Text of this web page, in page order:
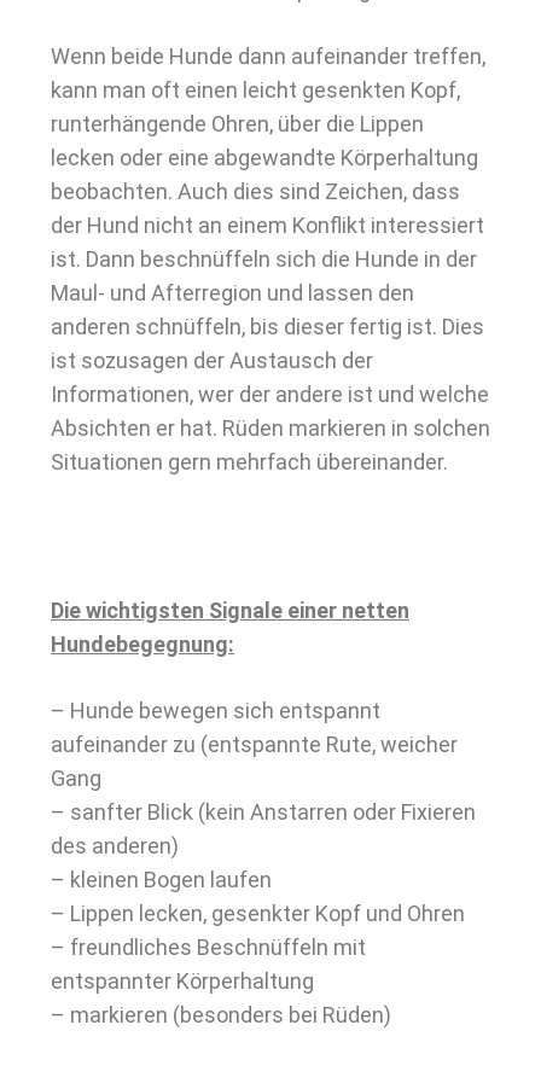
Wenn beide Hunde dann aufeinander treffen,
kann man oft einen leicht gesenkten Kopf,
runterhängende Ohren, über die Lippen
lecken oder eine abgewandte Körperhaltung
beobachten. Auch dies sind Zeichen, dass
der Hund nicht an einem Konflikt interessiert
ist. Dann beschnüffeln sich die Hunde in der
Maul- und Afterregion und lassen den
anderen schnüffeln, bis dieser fertig ist. Dies
ist sozusagen der Austausch der
Informationen, wer der andere ist und welche
Absichten er hat. Rüden markieren in solchen
Situationen gern mehrfach übereinander.
Die wichtigsten Signale einer netten
Hundebegegnung:
– Hunde bewegen sich entspannt
aufeinander zu (entspannte Rute, weicher
Gang
– sanfter Blick (kein Anstarren oder Fixieren
des anderen)
– kleinen Bogen laufen
– Lippen lecken, gesenkter Kopf und Ohren
– freundliches Beschnüffeln mit
entspannter Körperhaltung
– markieren (besonders bei Rüden)